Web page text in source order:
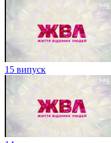
15 випуск